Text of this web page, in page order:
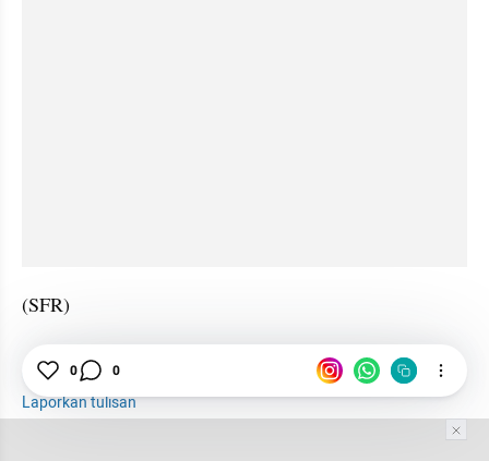
(SFR)
Nabi Muhammad
Islam
Laporkan tulisan
0 0